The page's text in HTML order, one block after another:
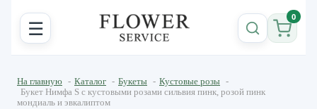
☰ 0
На главную - Каталог - Букеты - Кустовые розы -
Букет Нимфа S с кустовыми розами сильвия пинк, розой пинк
мондиаль и эвкалиптом